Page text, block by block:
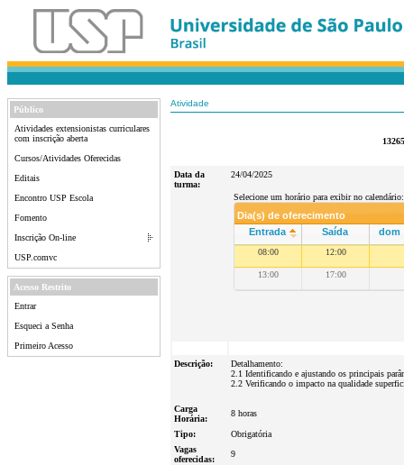
Público
Atividades extensionistas curriculares
com inscrição aberta
Cursos/Atividades Oferecidas
Editais
Encontro USP Escola
Fomento
Inscrição On-line
USP.comvc
Acesso Restrito
Entrar
Esqueci a Senha
Primeiro Acesso
Atividade
Data da
turma:
24/04/2025
Selecione um horário para exibir no calendário:
Dia(s) de oferecimento
Entrada
Saída dom
08:00 12:00
13:00 17:00
Descrição:
Detalhamento:
2.1 Identificando e ajustando os principais
2.2 Verificando o impacto na qualidade
Carga
Horária:
8 horas
Tipo:
Obrigatória
Vagas
oferecidas:
9